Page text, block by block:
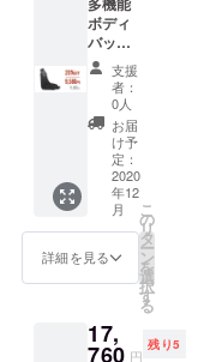
る可能
性もご
ざいま
す。 ※
送料込
の価格
となり
ます。
※商品の
仕様、
デザイ
ンに関
しまし
ては一
もござ
いま
ボディ
バッグ
「Orion
」1セッ
トのお
届けで
す。 【
1セット
の詳細
】 ・本
体x1 ・
説明書
x1 ※お
届け予
定は、
配送状
況によ
支援
者：
0人
お届
け予
定：
2020
年12
月
詳細を見る
こ
の
リ
タ
ー
ン
を
選
択
す
る
17,
760 円
残り5